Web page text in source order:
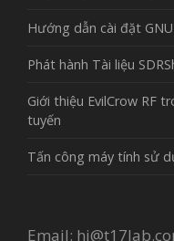
Hướng dẫn cài đặt
Phát hành Tài liệu
Giới thiệu EvilCrow RF
tuyến
Tấn công máy tính sử
Email: